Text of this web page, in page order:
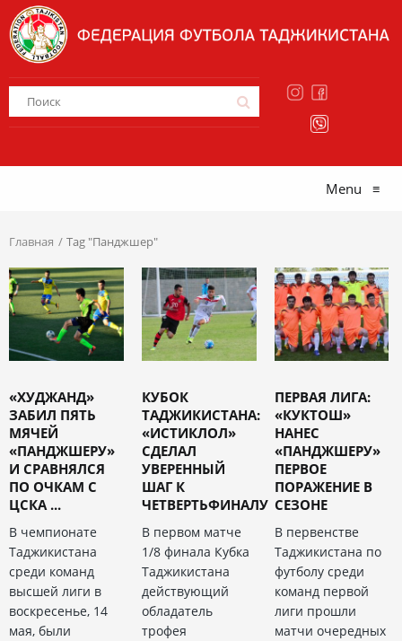
Menu ≡
Главная Tag "Панджшер"
«ХУДЖАНД»
ЗАБИЛ ПЯТЬ
МЯЧЕЙ
«ПАНДЖШЕРУ»
И СРАВНЯЛСЯ
ПО ОЧКАМ С
ЦСКА ...
В чемпионате
Таджикистана
среди команд
высшей лиги в
воскресенье, 14
мая, были
КУБОК
ТАДЖИКИСТАНА:
«ИСТИКЛОЛ»
СДЕЛАЛ
УВЕРЕННЫЙ
ШАГ К
ЧЕТВЕРТЬФИНАЛУ
В первом матче
1/8 финала Кубка
Таджикистана
действующий
обладатель
трофея
ПЕРВАЯ ЛИГА:
«КУКТОШ»
НАНЕС
«ПАНДЖШЕРУ»
ПЕРВОЕ
ПОРАЖЕНИЕ В
СЕЗОНЕ
В первенстве
Таджикистана по
футболу среди
команд первой
лиги прошли
матчи очередных